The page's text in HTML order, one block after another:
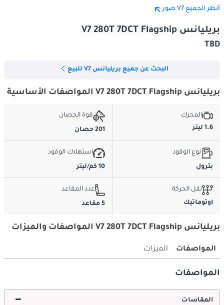
أنظر الجميع V7 صور
بريليانس V7 280T 7DCT Flagship
TBD
البحث عن جميع بريليانس V7 للبيع
بريليانس V7 280T 7DCT Flagship المواصفات الأساسية
المحرك
1.6 ليتر
قوة الحصان
201 حصان
نوع الوقود
بترول
استهلاك الوقود
10 كم/ليتر
نقل الحركة
اوتوماتيك
عدد المقاعد
5 مقاعد
بريليانس V7 280T 7DCT Flagship المواصفات والميزات
المواصفات الميزات
المواصفات
المقاسات